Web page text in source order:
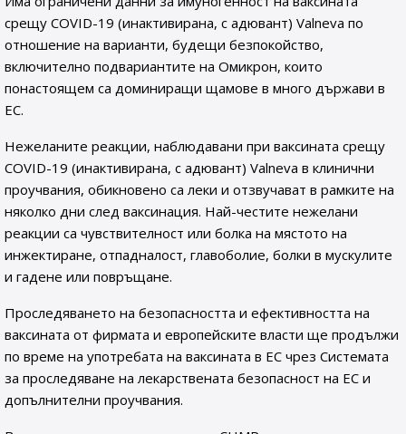
срещу COVID-19 (инактивирана, с адювант) Valneva по
отношение на варианти, будещи безпокойство,
включително подвариантите на Омикрон, които
понастоящем са доминиращи щамове в много държави в
ЕС.
Нежеланите реакции, наблюдавани при ваксината срещу
COVID-19 (инактивирана, с адювант) Valneva в клинични
проучвания, обикновено са леки и отзвучават в рамките на
няколко дни след ваксинация. Най-честите нежелани
реакции са чувствителност или болка на мястото на
инжектиране, отпадналост, главоболие, болки в мускулите
и гадене или повръщане.
Проследяването на безопасността и ефективността на
ваксината от фирмата и европейските власти ще продължи
по време на употребата на ваксината в ЕС чрез Системата
за проследяване на лекарствената безопасност на ЕС и
допълнителни проучвания.